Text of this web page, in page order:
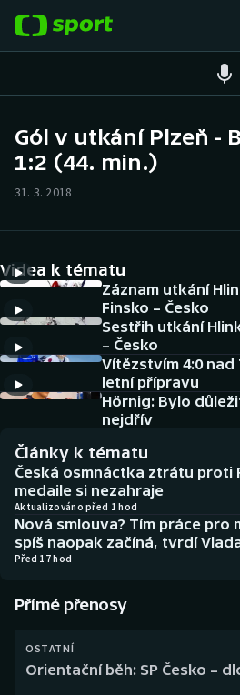
Hokej
Cyklistika
DALŠÍ SPORTY
Americký fotbal
Baseball a softbal
Basketbal
Biatlon
Boby a skeleton
Box
Curling
NEPŘEHLÉDNĚTE
Historické návraty
Aplikace ČT sport
AZ kvíz
Gól v utkání Plzeň -
1:2 (44. min.)
31. 3. 2018
Videa k tématu
Záznam utkání
Finsko – Česko
Sestřih utkání
– Česko
Vítězstvím 4:0
letní přípravu
Hörnig: Bylo
nejdřív
Články k tématu
Česká osmnáctka ztrátu proti
medaile si nezahraje
Aktualizováno před 1 hod
Nová smlouva? Tím práce pro
spíš naopak začíná, tvrdí
Před 17 hod
Přímé přenosy
OSTATNÍ
Orientační běh: SP Česko –